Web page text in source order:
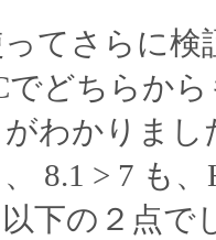
てさらに検
でどちらか
わかりまし
、 8.1 > 7 も
下の２点で